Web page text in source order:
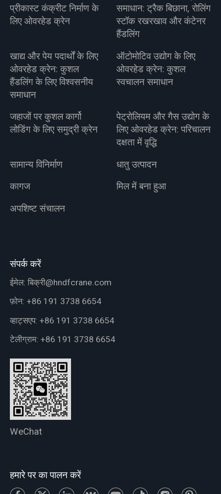
प्रीकास्ट कंक्रीट निर्माण के
लिए ओवरहेड क्रेन
समाधान: ट्रैक बिछाना, रोलिंग
स्टॉक रखरखाव और कंटेनर
हैंडलिंग
खाद्य और पेय पदार्थों के लिए
ओवरहेड क्रेन: कुशल
हैंडलिंग के लिए विश्वसनीय
समाधान
ऑटोमोटिव उद्योग के लिए
ओवरहेड क्रेन: कुशल
स्वचालन समाधान
जहाजों पर कुशल कार्गो
लोडिंग के लिए समुद्री क्रेन
पेट्रोलियम और गैस उद्योग के
लिए ओवरहेड क्रेन: परिचालन
दक्षता में वृद्धि
सामान्य विनिर्माण
धातु उत्पादन
कागज
मिल में बना हुआ
अपशिष्ट संचालन
संपर्क करें
ईमेल: बिक्री@hndfcrane.com
फ़ोन: +86 191 3738 6654
व्हाट्सएप: +86 191 3738 6654
टेलीग्राम: +86 191 3738 6654
WeChat
हमारे पर का पालन करें